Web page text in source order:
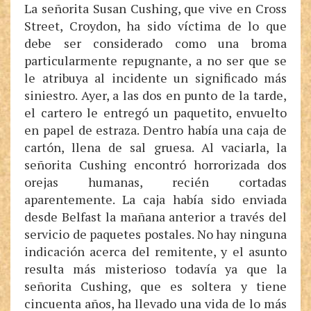
La señorita Susan Cushing, que vive en Cross
Street, Croydon, ha sido víctima de lo que
debe ser considerado como una broma
particularmente repugnante, a no ser que se
le atribuya al incidente un significado más
siniestro. Ayer, a las dos en punto de la tarde,
el cartero le entregó un paquetito, envuelto
en papel de estraza. Dentro había una caja de
cartón, llena de sal gruesa. Al vaciarla, la
señorita Cushing encontró horrorizada dos
orejas humanas, recién cortadas
aparentemente. La caja había sido enviada
desde Belfast la mañana anterior a través del
servicio de paquetes postales. No hay ninguna
indicación acerca del remitente, y el asunto
resulta más misterioso todavía ya que la
señorita Cushing, que es soltera y tiene
cincuenta años, ha llevado una vida de lo más